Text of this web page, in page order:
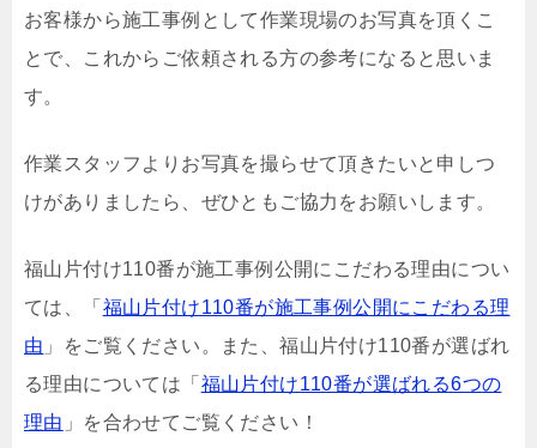
お客様から施工事例として作業現場のお写真を頂くこ
とで、これからご依頼される方の参考になると思いま
す。
作業スタッフよりお写真を撮らせて頂きたいと申しつ
けがありましたら、ぜひともご協力をお願いします。
福山片付け110番が施工事例公開にこだわる理由につい
ては、「 福山片付け110番が施工事例公開にこだわる理
由 」をご覧ください。また、福山片付け110番が選ばれ
る理由については「 福山片付け110番が選ばれる6つの
理由 」を合わせてご覧ください！